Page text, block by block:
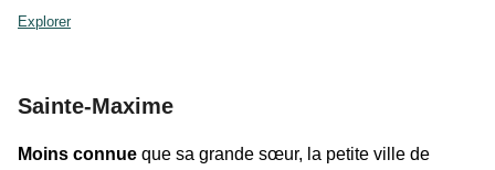
Explorer
Sainte-Maxime
Moins connue que sa grande sœur, la petite ville de